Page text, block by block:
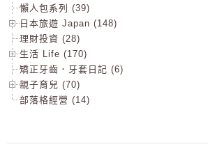
懶人包系列 (39)
日本旅遊 Japan (148)
理財投資 (28)
生活 Life (170)
矯正牙齒．牙套日記 (6)
親子育兒 (70)
部落格經營 (14)